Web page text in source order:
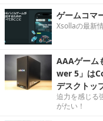
ゲームコマ
Xsollaの最新
AAAゲーム
wer 5」は
デスクトッ
迫力を感じる
がたい！